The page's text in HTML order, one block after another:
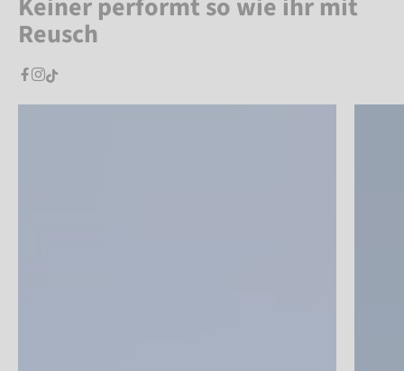
Keiner performt so wie ihr mit
Reusch